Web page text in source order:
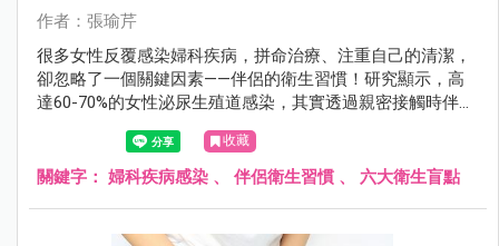
作者：張瑜芹
很多女性反覆感染婦科疾病，拼命治療、注重自己的清潔，
卻忽略了一個關鍵因素——伴侶的衛生習慣！研究顯示，高
達60-70%的女性泌尿生殖道感染，其實透過親密接觸時伴侶
帶來的細菌、病毒或黴菌造成。
收藏
關鍵字： 婦科疾病感染 、 伴侶衛生習慣 、 六大衛生盲點